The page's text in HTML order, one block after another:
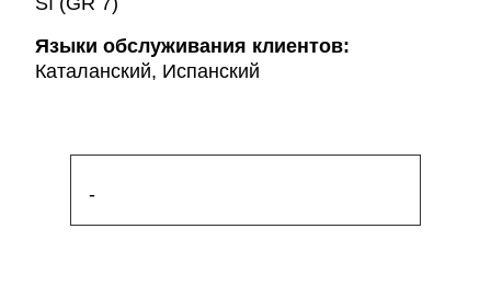
Языки обслуживания клиентов:
Каталанский, Испанский
-